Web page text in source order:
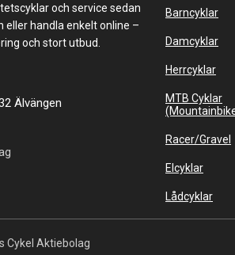
och service sedan
eller handla enkelt online –
och stort utbud.
Älvängen
Barncyklar
Damcyklar
Herrcyklar
MTB Cyklar
Racer/Gravel
Elcyklar
Lådcyklar
Cykel Aktiebolag